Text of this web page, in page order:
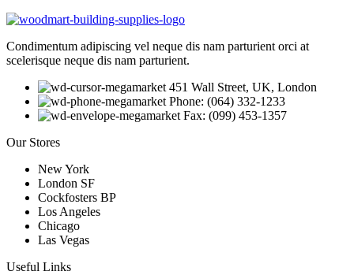
Condimentum adipiscing vel neque dis nam parturient orci at
scelerisque neque dis nam parturient.
451 Wall Street, UK, London
Phone: (064) 332-1233
Fax: (099) 453-1357
Our Stores
New York
London SF
Cockfosters BP
Los Angeles
Chicago
Las Vegas
Useful Links